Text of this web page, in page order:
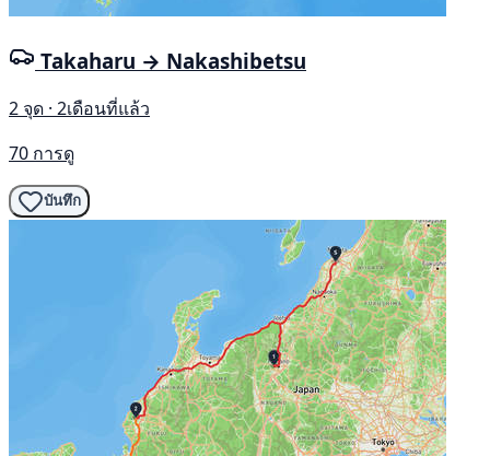
Takaharu → Nakashibetsu
2 จุด · 2เดือนที่แล้ว
70 การดู
บันทึก